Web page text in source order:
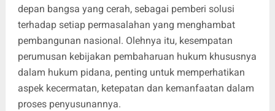
depan bangsa yang cerah, sebagai pemberi solusi
terhadap setiap permasalahan yang menghambat
pembangunan nasional. Olehnya itu, kesempatan
perumusan kebijakan pembaharuan hukum khususnya
dalam hukum pidana, penting untuk memperhatikan
aspek kecermatan, ketepatan dan kemanfaatan dalam
proses penyusunannya.